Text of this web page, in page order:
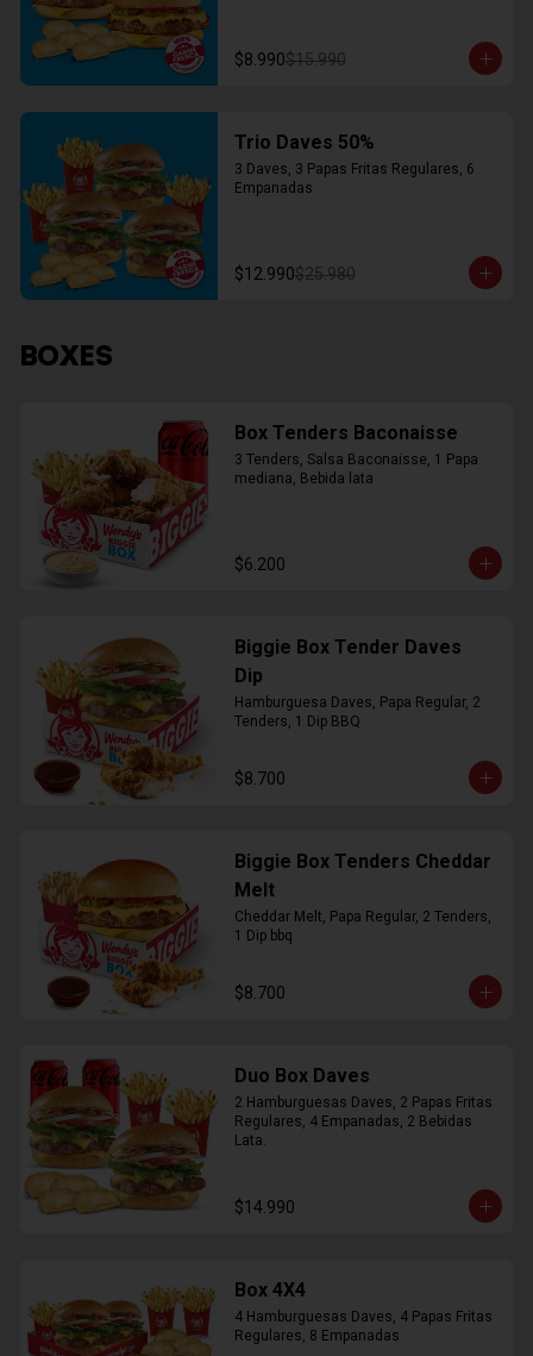
$8.990$15.990
Trio Daves 50%
3 Daves, 3 Papas Fritas Regulares, 6
Empanadas
$12.990$25.980
BOXES
Box Tenders Baconaisse
3 Tenders, Salsa Baconaisse, 1 Papa
mediana, Bebida lata
$6.200
Biggie Box Tender Daves
Dip
Hamburguesa Daves, Papa Regular, 2
Tenders, 1 Dip BBQ
$8.700
Biggie Box Tenders Cheddar
Melt
Cheddar Melt, Papa Regular, 2 Tenders,
1 Dip bbq
$8.700
Duo Box Daves
2 Hamburguesas Daves, 2 Papas Fritas
Regulares, 4 Empanadas, 2 Bebidas
Lata.
$14.990
Box 4X4
4 Hamburguesas Daves, 4 Papas Fritas
Regulares, 8 Empanadas